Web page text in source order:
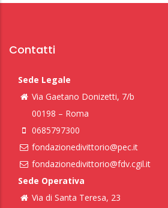
Contatti
Sede Legale
Via Gaetano Donizetti, 7/b
00198 – Roma
0685797300
fondazionedivittorio@pec.it
fondazionedivittorio@fdv.cgil.it
Sede Operativa
Via di Santa Teresa, 23